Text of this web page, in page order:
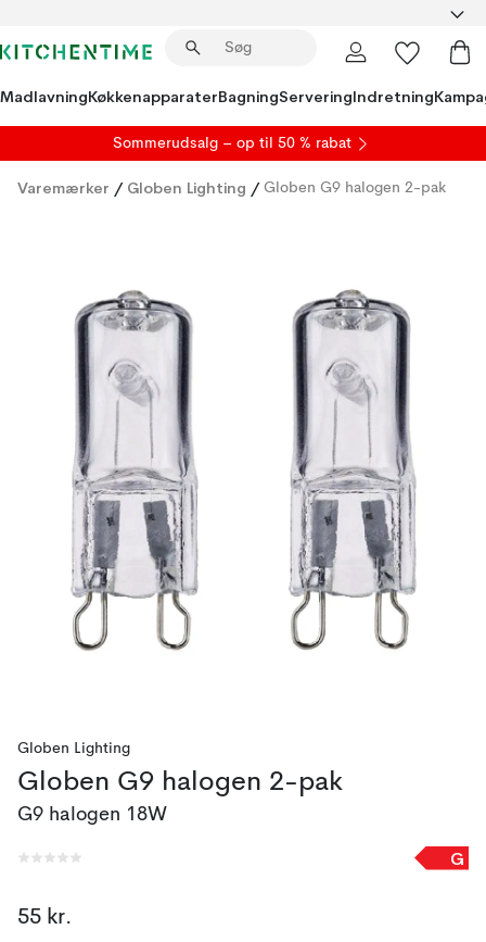
MadlavningKøkkenapparaterBagningServeringIndretning
Sommerudsalg – op til 50 % rabat
Varemærker / Globen Lighting / Globen G9 halogen 2-pak
Globen Lighting
Globen G9 halogen 2-pak
G9 halogen 18W
G
55 kr.